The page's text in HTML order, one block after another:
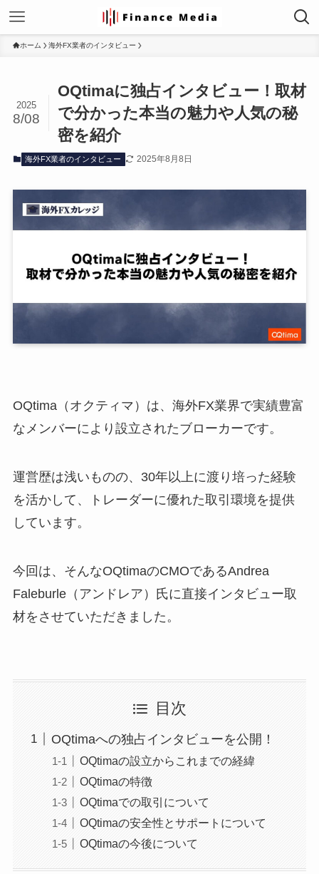
ホーム 海外FX業者のインタビュー
OQtimaに独占インタビュー！取材
で分かった本当の魅力や人気の秘
密を紹介
2025
8/08
海外FX業者のインタビュー 2025年8月8日
OQtima（オクティマ）は、海外FX業界で実績豊富
なメンバーにより設立されたブローカーです。
運営歴は浅いものの、30年以上に渡り培った経験
を活かして、トレーダーに優れた取引環境を提供
しています。
今回は、そんなOQtimaのCMOであるAndrea
Faleburle（アンドレア）氏に直接インタビュー取
材をさせていただきました。
目次
OQtimaへの独占インタビューを公開！
OQtimaの設立からこれまでの経緯
OQtimaの特徴
OQtimaでの取引について
OQtimaの安全性とサポートについて
OQtimaの今後について